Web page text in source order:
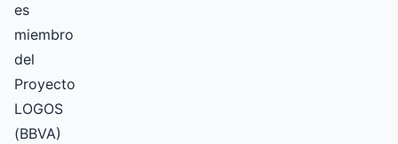
es
miembro
del
Proyecto
LOGOS
(BBVA)